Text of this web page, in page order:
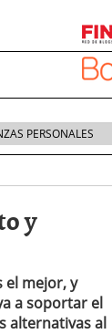
PERSONALES
y
el mejor, y
a soportar el
alternativas al